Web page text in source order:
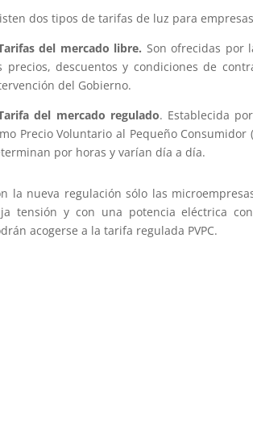
dos tipos de tarifas de luz para
del mercado libre. Son ofrecidas por
precios, descuentos y condiciones de
del Gobierno.
del mercado regulado. Establecida
Precio Voluntario al Pequeño Consumidor
por horas y varían día a día.
la nueva regulación sólo las
tensión y con una potencia eléctrica
acogerse a la tarifa regulada PVPC.